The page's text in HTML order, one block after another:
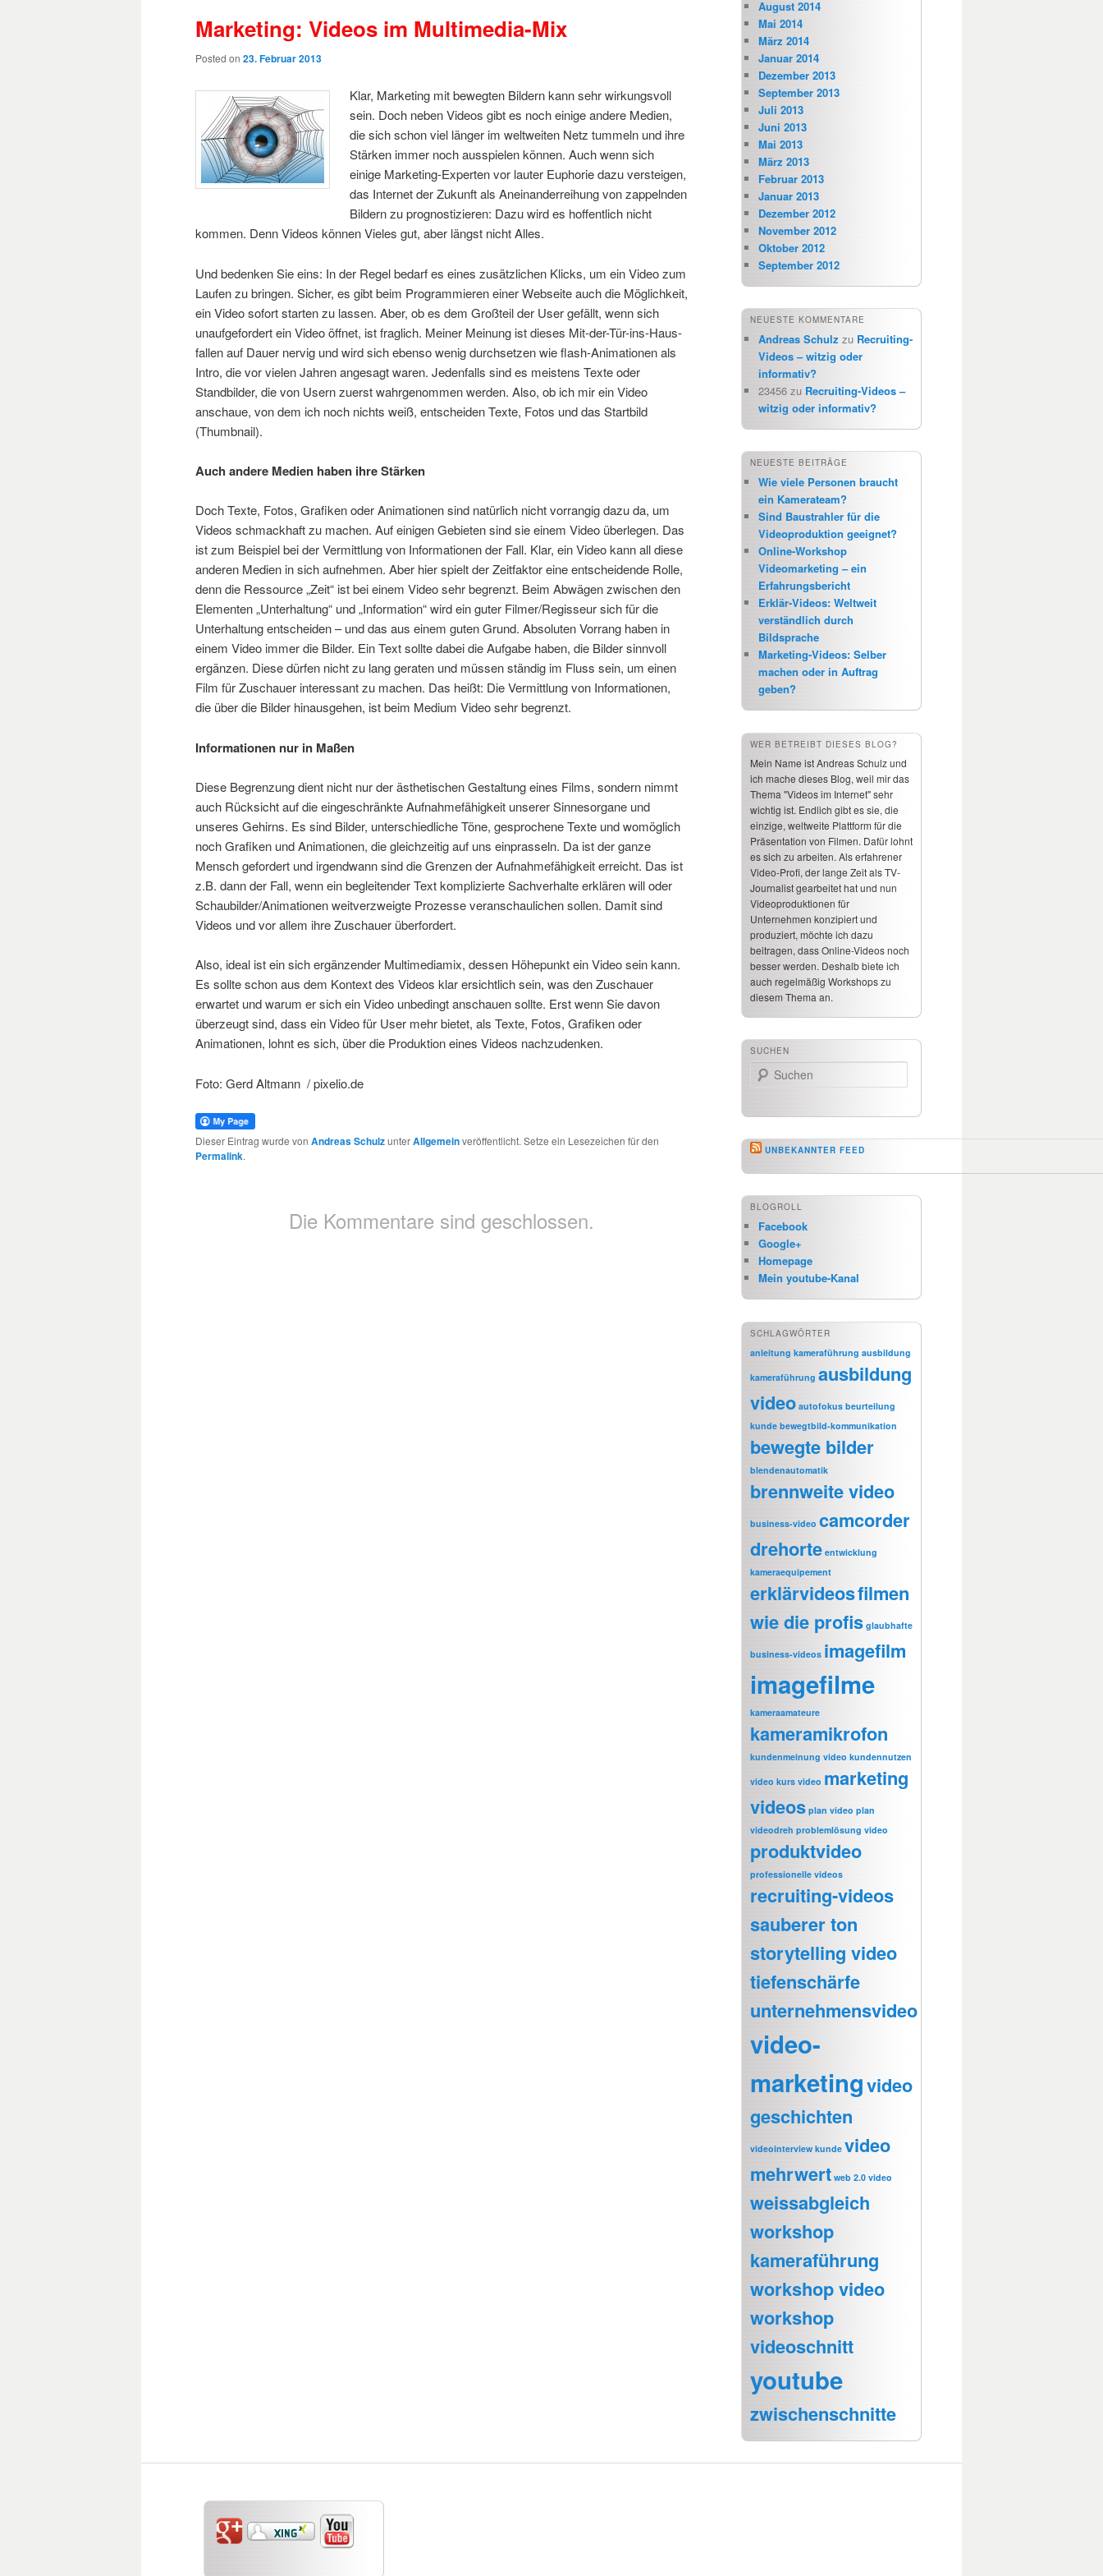
Marketing: Videos im Multimedia-Mix
Posted on 23. Februar 2013
Klar, Marketing mit bewegten Bildern kann sehr wirkungsvoll
sein. Doch neben Videos gibt es noch einige andere Medien,
die sich schon viel länger im weltweiten Netz tummeln und ihre
Stärken immer noch ausspielen können. Auch wenn sich
einige Marketing-Experten vor lauter Euphorie dazu versteigen,
das Internet der Zukunft als Aneinanderreihung von zappelnden
Bildern zu prognostizieren: Dazu wird es hoffentlich nicht
kommen. Denn Videos können Vieles gut, aber längst nicht Alles.
Und bedenken Sie eins: In der Regel bedarf es eines zusätzlichen Klicks, um ein Video zum
Laufen zu bringen. Sicher, es gibt beim Programmieren einer Webseite auch die Möglichkeit,
ein Video sofort starten zu lassen. Aber, ob es dem Großteil der User gefällt, wenn sich
unaufgefordert ein Video öffnet, ist fraglich. Meiner Meinung ist dieses Mit-der-Tür-ins-Haus-
fallen auf Dauer nervig und wird sich ebenso wenig durchsetzen wie flash-Animationen als
Intro, die vor vielen Jahren angesagt waren. Jedenfalls sind es meistens Texte oder
Standbilder, die von Usern zuerst wahrgenommen werden. Also, ob ich mir ein Video
anschaue, von dem ich noch nichts weiß, entscheiden Texte, Fotos und das Startbild
(Thumbnail).
Auch andere Medien haben ihre Stärken
Doch Texte, Fotos, Grafiken oder Animationen sind natürlich nicht vorrangig dazu da, um
Videos schmackhaft zu machen. Auf einigen Gebieten sind sie einem Video überlegen. Das
ist zum Beispiel bei der Vermittlung von Informationen der Fall. Klar, ein Video kann all diese
anderen Medien in sich aufnehmen. Aber hier spielt der Zeitfaktor eine entscheidende Rolle,
denn die Ressource „Zeit“ ist bei einem Video sehr begrenzt. Beim Abwägen zwischen den
Elementen „Unterhaltung“ und „Information“ wird ein guter Filmer/Regisseur sich für die
Unterhaltung entscheiden – und das aus einem guten Grund. Absoluten Vorrang haben in
einem Video immer die Bilder. Ein Text sollte dabei die Aufgabe haben, die Bilder sinnvoll
ergänzen. Diese dürfen nicht zu lang geraten und müssen ständig im Fluss sein, um einen
Film für Zuschauer interessant zu machen. Das heißt: Die Vermittlung von Informationen,
die über die Bilder hinausgehen, ist beim Medium Video sehr begrenzt.
Informationen nur in Maßen
Diese Begrenzung dient nicht nur der ästhetischen Gestaltung eines Films, sondern nimmt
auch Rücksicht auf die eingeschränkte Aufnahmefähigkeit unserer Sinnesorgane und
unseres Gehirns. Es sind Bilder, unterschiedliche Töne, gesprochene Texte und womöglich
noch Grafiken und Animationen, die gleichzeitig auf uns einprasseln. Da ist der ganze
Mensch gefordert und irgendwann sind die Grenzen der Aufnahmefähigkeit erreicht. Das ist
z.B. dann der Fall, wenn ein begleitender Text komplizierte Sachverhalte erklären will oder
Schaubilder/Animationen weitverzweigte Prozesse veranschaulichen sollen. Damit sind
Videos und vor allem ihre Zuschauer überfordert.
Also, ideal ist ein sich ergänzender Multimediamix, dessen Höhepunkt ein Video sein kann.
Es sollte schon aus dem Kontext des Videos klar ersichtlich sein, was den Zuschauer
erwartet und warum er sich ein Video unbedingt anschauen sollte. Erst wenn Sie davon
überzeugt sind, dass ein Video für User mehr bietet, als Texte, Fotos, Grafiken oder
Animationen, lohnt es sich, über die Produktion eines Videos nachzudenken.
Foto: Gerd Altmann / pixelio.de
Dieser Eintrag wurde von Andreas SchulzunterAllgemeinveröffentlicht. Setze ein Lesezeichen für den
Permalink.
Die Kommentare sind geschlossen.
August 2014
Mai 2014
März 2014
Januar 2014
Dezember 2013
September 2013
Juli 2013
Juni 2013
Mai 2013
März 2013
Februar 2013
Januar 2013
Dezember 2012
November 2012
Oktober 2012
September 2012
NEUESTE KOMMENTARE
Andreas Schulz zu Recruiting-
Videos – witzig oder
informativ?
23456 zu Recruiting-Videos –
witzig oder informativ?
NEUESTE BEITRÄGE
Wie viele Personen braucht
ein Kamerateam?
Sind Baustrahler für die
Videoproduktion geeignet?
Online-Workshop
Videomarketing – ein
Erfahrungsbericht
Erklär-Videos: Weltweit
verständlich durch
Bildsprache
Marketing-Videos: Selber
machen oder in Auftrag
geben?
WER BETREIBT DIESES BLOG?
Mein Name ist Andreas Schulz und
ich mache dieses Blog, weil mir das
Thema "Videos im Internet" sehr
wichtig ist. Endlich gibt es sie, die
einzige, weltweite Plattform für die
Präsentation von Filmen. Dafür lohnt
es sich zu arbeiten. Als erfahrener
Video-Profi, der lange Zeit als TV-
Journalist gearbeitet hat und nun
Videoproduktionen für
Unternehmen konzipiert und
produziert, möchte ich dazu
beitragen, dass Online-Videos noch
besser werden. Deshalb biete ich
auch regelmäßig Workshops zu
diesem Thema an.
SUCHEN
Suchen
UNBEKANNTER FEED
BLOGROLL
Facebook
Google+
Homepage
Mein youtube-Kanal
SCHLAGWÖRTER
anleitung kameraführung ausbildung
kameraführung ausbildung
video autofokus beurteilung
kunde bewegtbild-kommunikation
bewegte bilder
blendenautomatik
brennweite video
business-video camcorder
drehorte entwicklung
kameraequipement
erklärvideosfilmen
wie die profis glaubhafte
business-videos imagefilm
imagefilme
kameraamateure
kameramikrofon
kundenmeinung video kundennutzen
video kurs video marketing
videos plan video plan
videodreh problemlösung video
produktvideo
professionelle videos
recruiting-videos
sauberer ton
storytelling video
tiefenschärfe
unternehmensvideo
video-
marketingvideo
geschichten
videointerview kunde video
mehrwert web 2.0 video
weissabgleich
workshop
kameraführung
workshop video
workshop
videoschnitt
youtube
zwischenschnitte